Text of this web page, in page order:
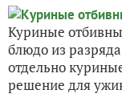
Куриные
блюдо из
отдельно
решение для